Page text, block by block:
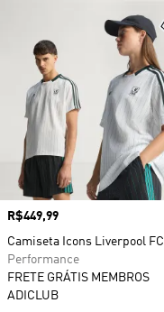
Preço
R$449,99
Camiseta Icons Liverpool FC
Performance
FRETE GRÁTIS MEMBROS
ADICLUB